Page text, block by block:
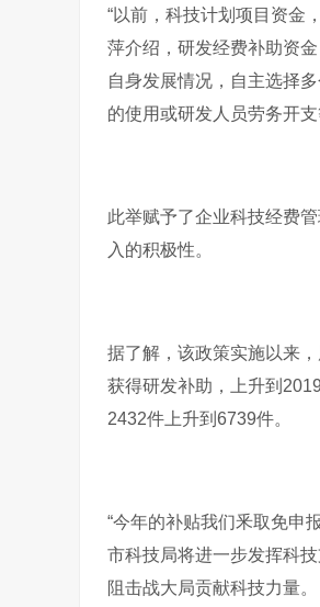
“以前，科技计划项目资金
萍介绍，研发经费补助资
自身发展情况，自主选择
的使用或研发人员劳务开支
此举赋予了企业科技经费
入的积极性。
据了解，该政策实施以来
获得研发补助，上升到
2432件上升到6739件。
“今年的补贴我们釆取免申
市科技局将进一步发挥科
阻击战大局贡献科技力量。